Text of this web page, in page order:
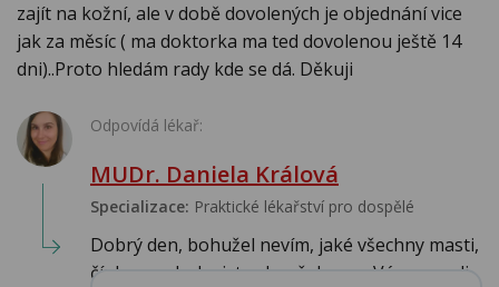
zajít na kožní, ale v době dovolených je objednání vice
jak za měsíc ( ma doktorka ma ted dovolenou ještě 14
dni)..Proto hledám rady kde se dá. Děkuji
Odpovídá lékař:
MUDr. Daniela Králová
Specializace: Praktické lékařství pro dospělé
Dobrý den, bohužel nevím, jaké všechny masti,
čípky a oplachy jste zkoušela a co Vám poradi...